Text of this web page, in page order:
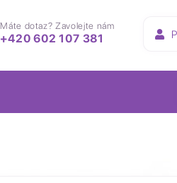
Máte dotaz? Zavolejte nám
+420 602 107 381